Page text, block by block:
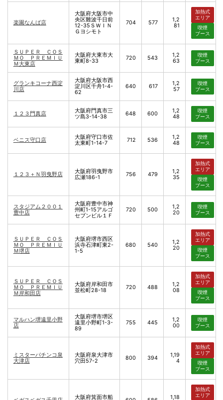
楽園なんば店
大阪府大阪市中
央区難波千日前
12-35ＳＷＩＮ
Ｇヨシモト
704 577
1,2
81
加熱式
エリア
喫煙
ブース
ＳＵＰＥＲ ＣＯＳ
ＭＯ ＰＲＥＭＩＵ
Ｍ大東店
大阪府大東市大
東町8-33
720 543
1,2
63
喫煙
ブース
グランキコーナ西淀
川店
大阪府大阪市西
淀川区千舟1-4-
62
640 617
1,2
57
喫煙
ブース
１２３門真店
大阪府門真市三
ツ島3-14-38
648 600
1,2
48
喫煙
ブース
ベニス守口店
大阪府守口市佐
太東町1-14-7
712 536
1,2
48
喫煙
ブース
１２３＋Ｎ羽曳野店
大阪府羽曳野市
広瀬186-1
756 479
1,2
35
加熱式
エリア
喫煙
ブース
スタジアム２００１
豊中店
大阪府豊中市神
州町1-15アルゴ
セブンビル１Ｆ
720 500
1,2
20
喫煙
ブース
ＳＵＰＥＲ ＣＯＳ
ＭＯ ＰＲＥＭＩＵ
Ｍ堺店
大阪府堺市西区
浜寺石津町東2-
1-5
680 540
1,2
20
加熱式
エリア
喫煙
ブース
ＳＵＰＥＲ ＣＯＳ
ＭＯ ＰＲＥＭＩＵ
Ｍ岸和田店
大阪府岸和田市
並松町28-18
720 488
1,2
08
加熱式
エリア
喫煙
ブース
マルハン堺遠里小野
店
大阪府堺市堺区
遠里小野町1-3-
89
755 445
1,2
00
喫煙
ブース
ミスターパチンコ泉
大津店
大阪府泉大津市
穴田57-2
800 394
1,19
4
加熱式
エリア
喫煙
ブース
大阪府箕面市船
1,18
加熱式
エリア